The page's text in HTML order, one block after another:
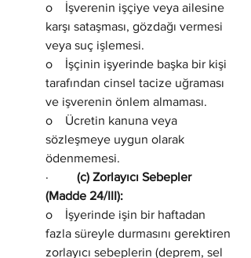
o    İşverenin işçiye veya ailesine
karşı sataşması, gözdağı vermesi
veya suç işlemesi.
o    İşçinin işyerinde başka bir kişi
tarafından cinsel tacize uğraması
ve işverenin önlem almaması.
o    Ücretin kanuna veya
sözleşmeye uygun olarak
ödenmemesi.
· (c) Zorlayıcı Sebepler
(Madde 24/III):
o    İşyerinde işin bir haftadan
fazla süreyle durmasını gerektiren
zorlayıcı sebeplerin (deprem, sel